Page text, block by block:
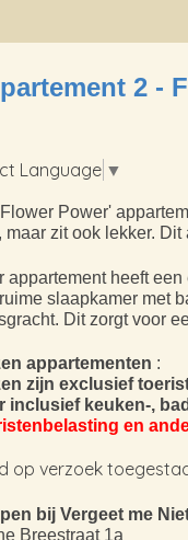
2 -
Language ▼
Power'
maar zit ook lekker.
appartement heeft
slaapkamer met
Dit zorgt voor
appartementen :
zijn exclusief
inclusief keuken-,
en
op verzoek
bij Vergeet me
Breestraat 1a